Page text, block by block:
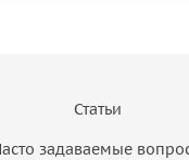
Статьи
задаваемые